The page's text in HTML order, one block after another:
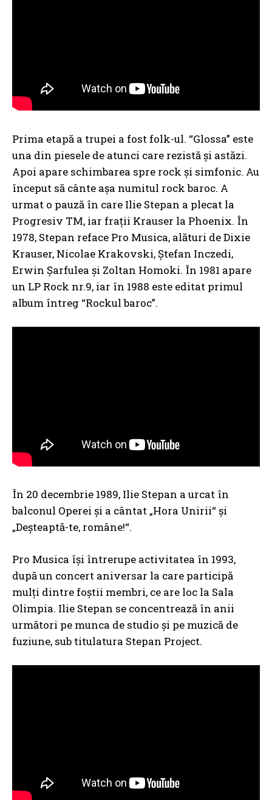
Prima etapă a trupei a fost folk-ul. “Glossa” este
una din piesele de atunci care rezistă şi astăzi.
Apoi apare schimbarea spre rock şi simfonic. Au
început să cânte aşa numitul rock baroc. A
urmat o pauză în care Ilie Stepan a plecat la
Progresiv TM, iar fraţii Krauser la Phoenix. În
1978, Stepan reface Pro Musica, alături de Dixie
Krauser, Nicolae Krakovski, Ştefan Inczedi,
Erwin Şarfulea şi Zoltan Homoki. În 1981 apare
un LP Rock nr.9, iar în 1988 este editat primul
album întreg “Rockul baroc”.
În 20 decembrie 1989, Ilie Stepan a urcat în
balconul Operei și a cântat „Hora Unirii“ şi
„Deşteaptă-te, române!“.
Pro Musica își întrerupe activitatea în 1993,
după un concert aniversar la care participă
mulți dintre foștii membri, ce are loc la Sala
Olimpia. Ilie Stepan se concentrează în anii
următori pe munca de studio și pe muzică de
fuziune, sub titulatura Stepan Project.